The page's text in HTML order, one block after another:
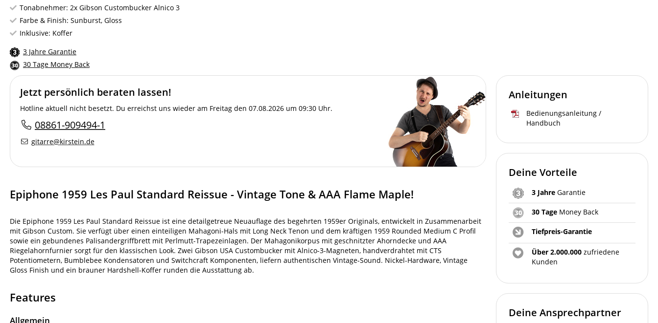
Tonabnehmer: 2x Gibson Custombucker Alnico 3
Farbe & Finish: Sunburst, Gloss
Inklusive: Koffer
3 Jahre Garantie
30 Tage Money Back
Jetzt persönlich beraten lassen!
Hotline aktuell nicht besetzt. Du erreichst uns wieder am Freitag den 07.08.2026 um 09:30 Uhr.
08861-909494-1
gitarre@kirstein.de
Epiphone 1959 Les Paul Standard Reissue - Vintage Tone & AAA Flame Maple!
Die Epiphone 1959 Les Paul Standard Reissue ist eine detailgetreue Neuauflage des begehrten 1959er Originals, entwickelt in Zusammenarbeit
mit Gibson Custom. Sie verfügt über einen einteiligen Mahagoni-Hals mit Long Neck Tenon und dem kräftigen 1959 Rounded Medium C Profil
sowie ein gebundenes Palisandergriffbrett mit Perlmutt-Trapezeinlagen. Der Mahagonikorpus mit geschnitzter Ahorndecke und AAA
Riegelahornfurnier sorgt für den klassischen Look. Zwei Gibson USA Custombucker mit Alnico-3-Magneten, handverdrahtet mit CTS
Potentiometern, Bumblebee Kondensatoren und Switchcraft Komponenten, liefern authentischen Vintage-Sound. Nickel-Hardware, Vintage
Gloss Finish und ein brauner Hardshell-Koffer runden die Ausstattung ab.
Features
Allgemein
Anleitungen
Bedienungsanleitung /
Handbuch
Deine Vorteile
3 Jahre Garantie
30 Tage Money Back
Tiefpreis-Garantie
Über 2.000.000 zufriedene
Kunden
Deine Ansprechpartner